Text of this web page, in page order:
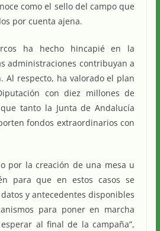
como el sello del campo que
por cuenta ajena.
ha hecho hincapié en la
administraciones contribuyan a
Al respecto, ha valorado el plan
con diez millones de
tanto la Junta de Andalucía
fondos extraordinarios con
por la creación de una mesa u
para que en estos casos se
y antecedentes disponibles
para poner en marcha
al final de la campaña”,